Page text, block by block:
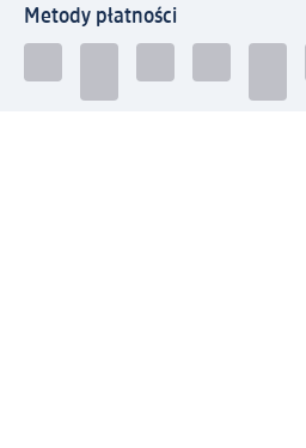
Metody płatności